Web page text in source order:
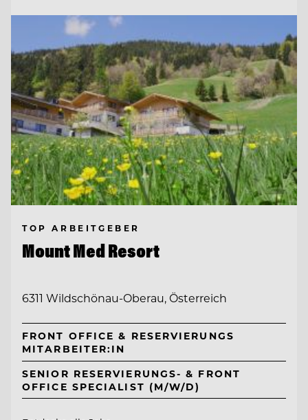
TOP ARBEITGEBER
Mount Med Resort
6311 Wildschönau-Oberau, Österreich
FRONT OFFICE & RESERVIERUNGS
MITARBEITER:IN
SENIOR RESERVIERUNGS- & FRONT
OFFICE SPECIALIST (M/W/D)